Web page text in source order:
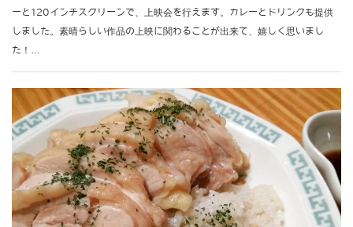
ーと120インチスクリーンで、上映会を行えます。カレーとドリンクも提供
しました。素晴らしい作品の上映に関わることが出来て、嬉しく思いまし
た！…